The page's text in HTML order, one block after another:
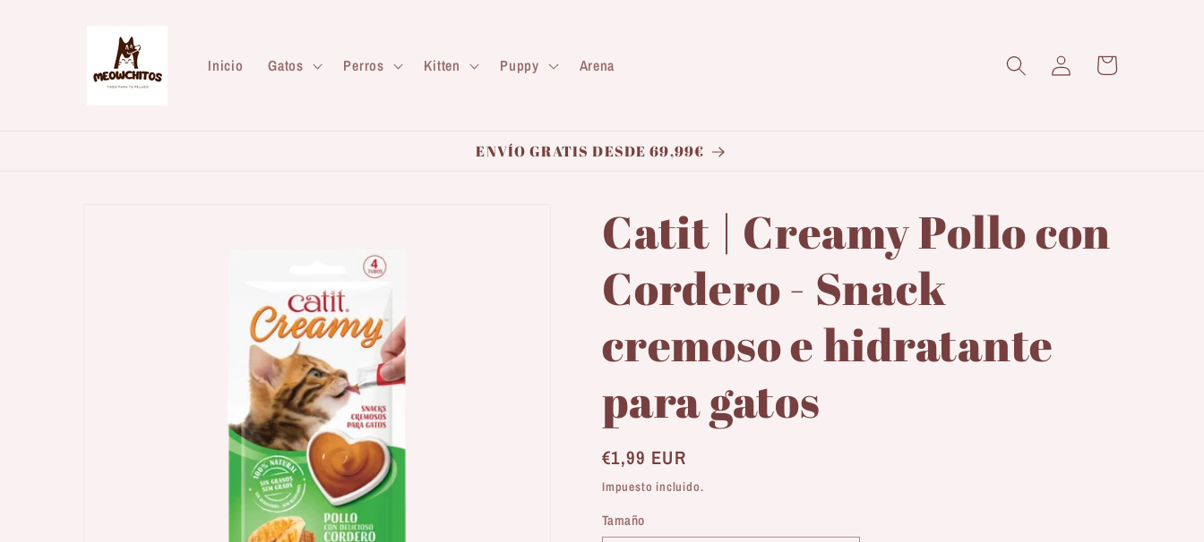
Inicio Gatos Perros Kitten Puppy Arena
Iniciar
sesión
Carrito
ENVÍO GRATIS DESDE 69,99€
Catit | Creamy Pollo con
Cordero - Snack
cremoso e hidratante
para gatos
Precio
habitual
€1,99 EUR
Impuesto incluido.
Tamaño